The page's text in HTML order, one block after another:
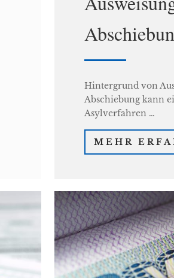
Hintergrund von
Abschiebung kann
Asylverfahren …
MEHR